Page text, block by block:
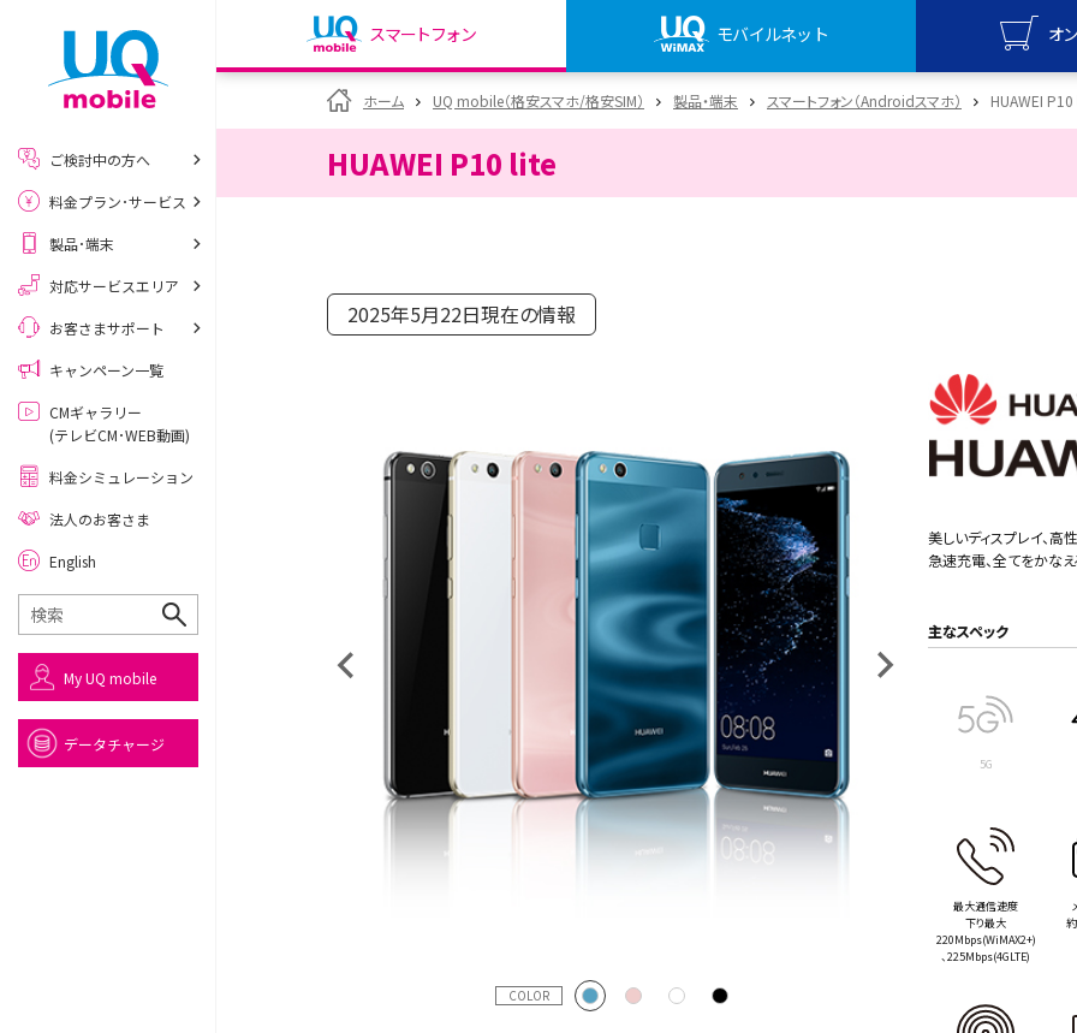
スマートフォン モバイルネット オ
my UQ WiMAX
UQ WiMAX ご契約の方
My UQ mobile
UQ mobile ご契約の方
UQ
オンラ
オンラ
ホーム UQ mobile（格安スマホ/格安SIM） 製品・端末 スマートフォン（Androidスマホ） HUAWEI
HUAWEI P10 lite
2025年5月22日現在の情報
COLOR
美しいディスプレイ、高
急速充電、全てをかな
主なスペック
5G
最大通信速度
下り最大
220Mbps(WiMAX2+)
、225Mbps(4GLTE)
ご検討中の方へ
料金プラン･サービス
製品･端末
対応サービスエリア
お客さまサポート
キャンペーン一覧
CMギャラリー
(テレビCM･WEB動画)
料金シミュレーション
法人のお客さま
English
My UQ mobile
データチャージ